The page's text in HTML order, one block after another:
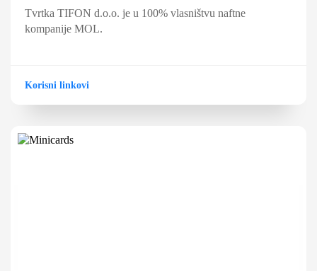
Tvrtka TIFON d.o.o. je u 100% vlasništvu naftne
kompanije MOL.
Korisni linkovi